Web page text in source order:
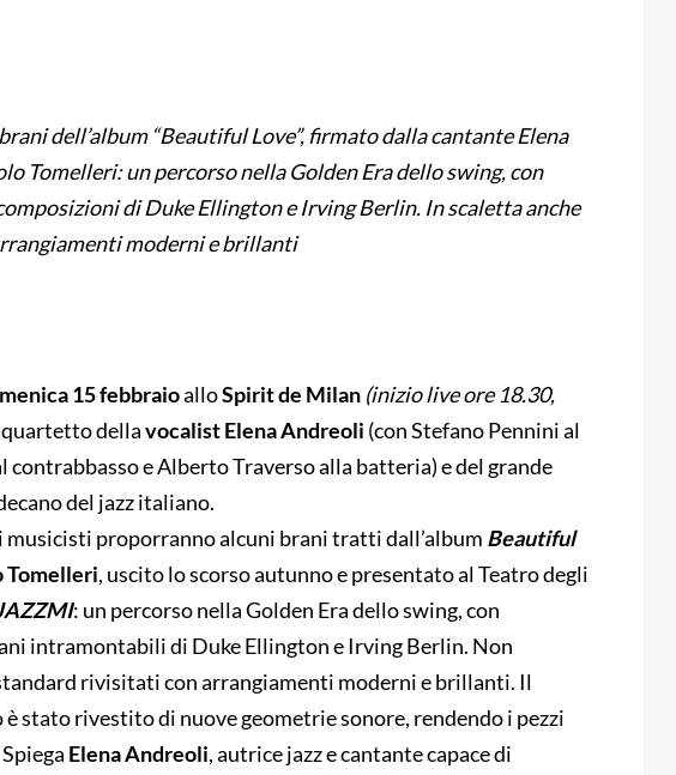
dell’album “Beautiful Love”, firmato dalla cantante Elena
Tomelleri: un percorso nella Golden Era dello swing, con
di Duke Ellington e Irving Berlin. In scaletta anche
moderni e brillanti
15 febbraioalloSpirit de Milan (inizio live ore 18.30,
dellavocalist Elena Andreoli (con Stefano Pennini al
contrabbasso e Alberto Traverso alla batteria) e del grande
del jazz italiano.
musicisti proporranno alcuni brani tratti dall’album Beautiful
Tomelleri, uscito lo scorso autunno e presentato al Teatro degli
: un percorso nella Golden Era dello swing, con
intramontabili di Duke Ellington e Irving Berlin. Non
rivisitati con arrangiamenti moderni e brillanti. Il
stato rivestito di nuove geometrie sonore, rendendo i pezzi
Elena Andreoli, autrice jazz e cantante capace di